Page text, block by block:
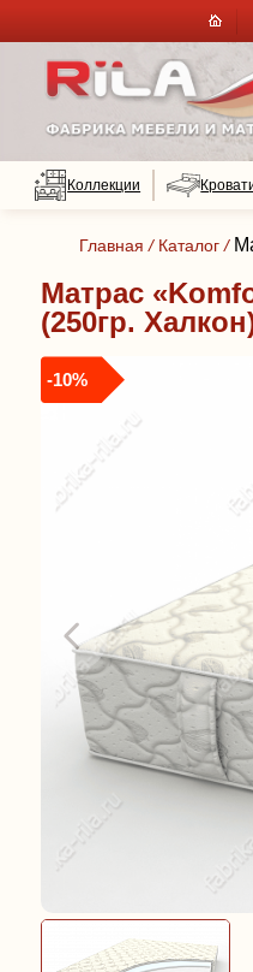
Коллекции
Главная / Каталог /
Матрас
(250гр.
-10%